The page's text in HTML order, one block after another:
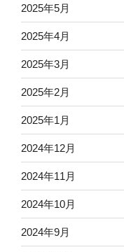
2025年5月
2025年4月
2025年3月
2025年2月
2025年1月
2024年12月
2024年11月
2024年10月
2024年9月